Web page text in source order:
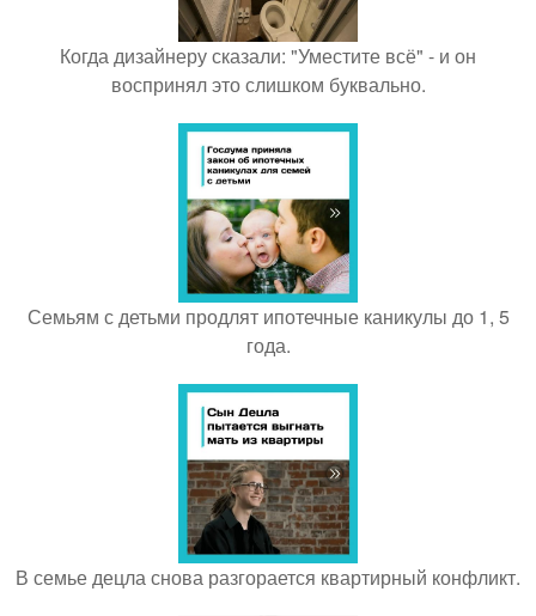
Когда дизайнеру сказали: "Уместите всё" - и он
воспринял это слишком буквально.
Семьям с детьми продлят ипотечные каникулы до 1, 5
года.
В семье децла снова разгорается квартирный конфликт.